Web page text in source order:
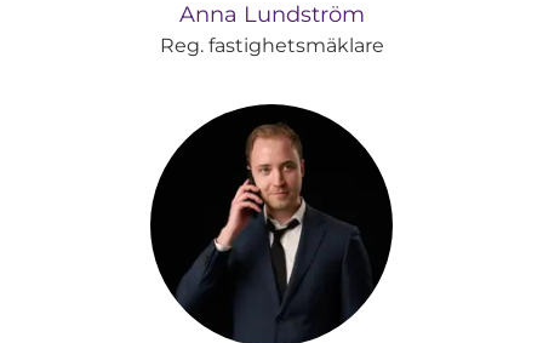
Anna Lundström
Reg. fastighetsmäklare